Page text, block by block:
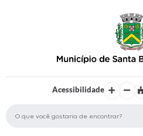
Acessibilidade